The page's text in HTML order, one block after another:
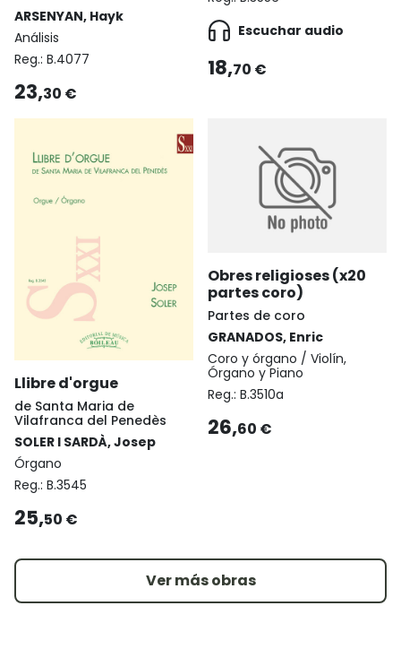
ARSENYAN, Hayk
Análisis
Reg.: B.4077
23,30 €
Escuchar audio
18,70 €
Llibre d'orgue
de Santa Maria de
Vilafranca del Penedès
SOLER I SARDÀ, Josep
Órgano
Reg.: B.3545
25,50 €
Obres religioses (x20
partes coro)
Partes de coro
GRANADOS, Enric
Coro y órgano / Violín,
Órgano y Piano
Reg.: B.3510a
26,60 €
Ver más obras